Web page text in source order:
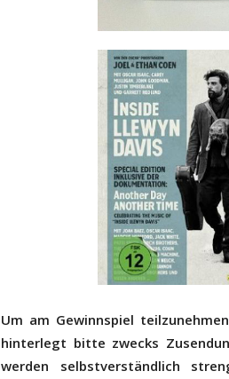
Um am Gewinnspiel
hinterlegt bitte zwecks
werden selbstverständlich